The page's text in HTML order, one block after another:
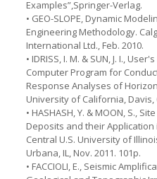
Examples”,Springer-Verlag.
• GEO-SLOPE, Dynamic
Engineering Methodology.
International Ltd., Feb. 2010.
• IDRISS, I. M. & SUN, J. I.,
Computer Program for
Response Analyses of
University of California, Davis,
• HASHASH, Y. & MOON, S.,
Deposits and their
Central U.S. University of
Urbana, IL, Nov. 2011. 101p.
• FACCIOLI, E., Seismic